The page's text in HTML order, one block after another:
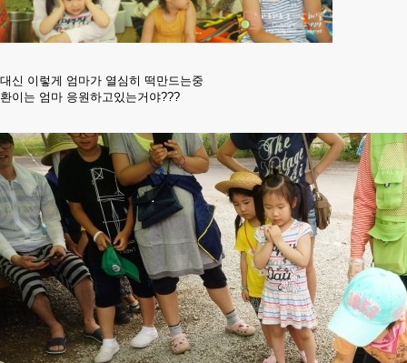
대신 이렇게 엄마가 열심히 떡만드는중
환이는 엄마 응원하고있는거야???